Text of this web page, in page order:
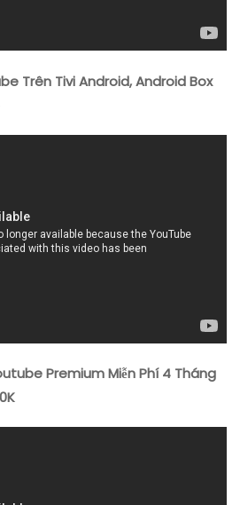
Trên Tivi Android, Android Box
Premium Miễn Phí 4 Tháng